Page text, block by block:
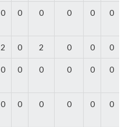
0 0 0 0 0 0
2 0 2 0 0 0
0 0 0 0 0 0
0 0 0 0 0 0